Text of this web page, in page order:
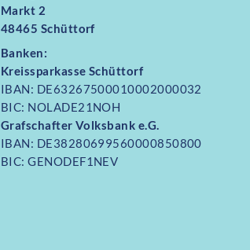
Markt 2
48465 Schüttorf
Banken:
Kreissparkasse Schüttorf
IBAN: DE63267500010002000032
BIC: NOLADE21NOH
Grafschafter Volksbank e.G.
IBAN: DE38280699560000850800
BIC: GENODEF1NEV